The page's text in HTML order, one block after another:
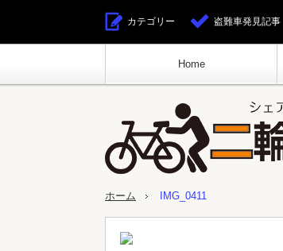
Home
カテゴリー 盗難車発見記事
ホーム IMG_0411